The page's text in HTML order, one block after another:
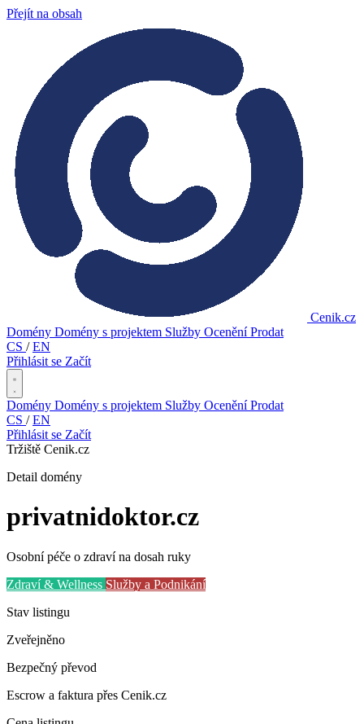
Přejít na obsah
Cenik.cz
Domény Domény s projektem Služby OceněníProdat
CS / EN
Přihlásit se Začít
Domény Domény s projektem Služby OceněníProdat
CS / EN
Přihlásit se Začít
Tržiště Cenik.cz
Detail domény
privatnidoktor.cz
Osobní péče o zdraví na dosah ruky
Zdraví & Wellness Služby a Podnikání
Stav listingu
Zveřejněno
Bezpečný převod
Escrow a faktura přes Cenik.cz